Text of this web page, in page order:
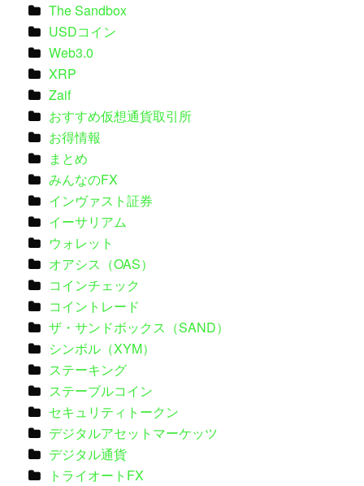
The Sandbox
USDコイン
Web3.0
XRP
Zaif
おすすめ仮想通貨取引所
お得情報
まとめ
みんなのFX
インヴァスト証券
イーサリアム
ウォレット
オアシス（OAS）
コインチェック
コイントレード
ザ・サンドボックス（SAND）
シンボル（XYM）
ステーキング
ステーブルコイン
セキュリティトークン
デジタルアセットマーケッツ
デジタル通貨
トライオートFX